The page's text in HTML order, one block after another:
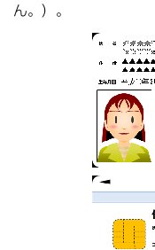
ん。）。